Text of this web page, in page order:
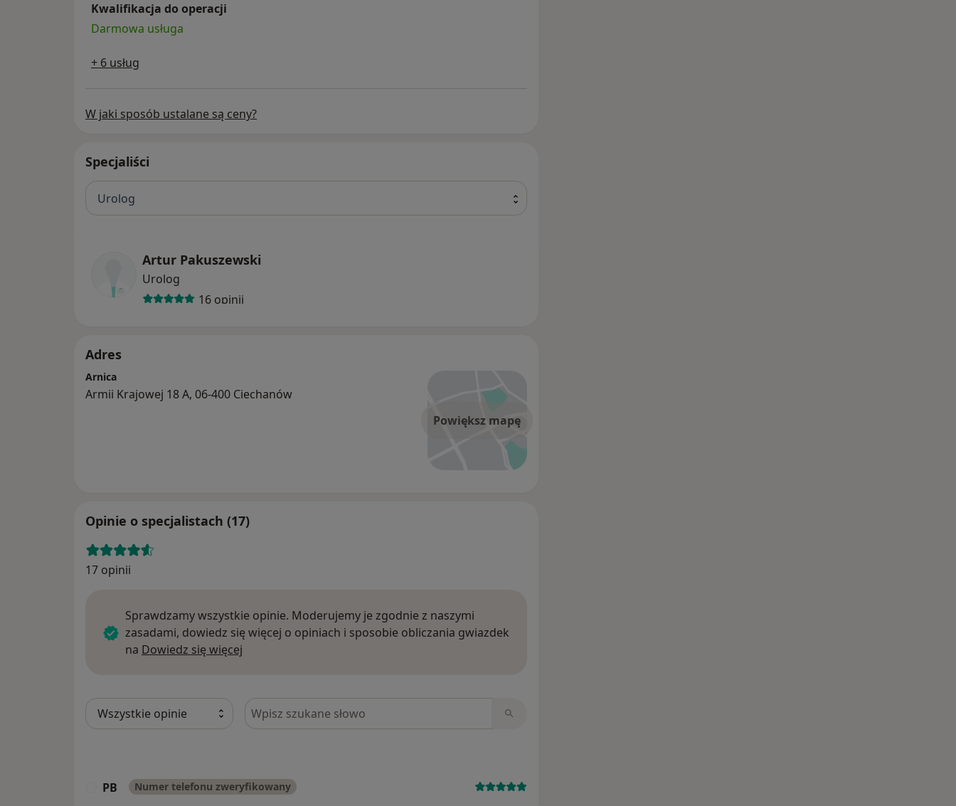
Kwalifikacja do operacji
Darmowa usługa
+ 6 usług
W jaki sposób ustalane są ceny?
Specjaliści
Urolog
Artur Pakuszewski
Urolog
16 opinii
Adres
Powiększ mapę
Arnica
Armii Krajowej 18 A, 06-400 Ciechanów
Opinie o specjalistach (17)
17 opinii
Sprawdzamy wszystkie opinie. Moderujemy je zgodnie z naszymi
zasadami, dowiedz się więcej o opiniach i sposobie obliczania gwiazdek
na Dowiedz się więcej
Szukaj w opiniach
PB Numer telefonu zweryfikowany